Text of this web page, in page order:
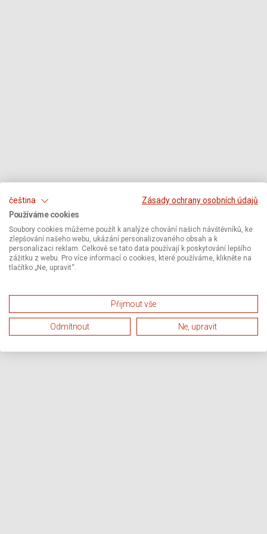
čeština
Zásady ochrany osobních údajů
Používáme cookies
Soubory cookies můžeme použít k analýze chování našich návštěvníků, ke
zlepšování našeho webu, ukázání personalizovaného obsah a k
personalizaci reklam. Celkově se tato data používají k poskytování lepšího
zážitku z webu. Pro více informací o cookies, které používáme, klikněte na
tlačítko „Ne, upravit“.
Přijmout vše
Odmítnout Ne, upravit